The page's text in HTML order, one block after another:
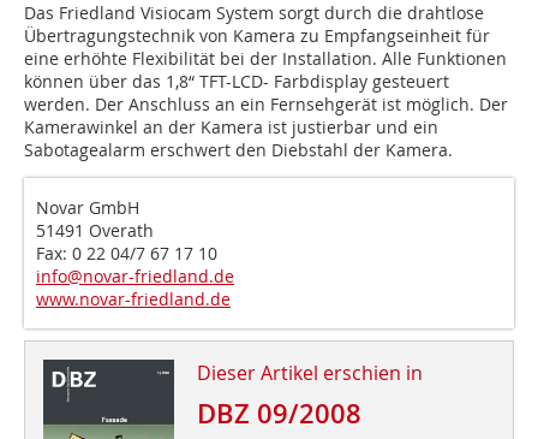
Das Friedland Visiocam System sorgt durch die drahtlose
Übertragungstechnik von Kamera zu Empfangseinheit für
eine erhöhte Flexibilität bei der Installation. Alle Funktionen
können über das 1,8“ TFT-LCD- Farbdisplay gesteuert
werden. Der Anschluss an ein Fernsehgerät ist möglich. Der
Kamerawinkel an der Kamera ist justierbar und ein
Sabotagealarm erschwert den Diebstahl der Kamera.
Novar GmbH
51491 Overath
Fax: 0 22 04/7 67 17 10
info@novar-friedland.de
www.novar-friedland.de
Dieser Artikel erschien in
DBZ 09/2008